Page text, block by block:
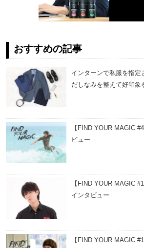
おすすめの記事
インターンで私服を指
だしなみを整えて好印象
【FIND YOUR MAGIC
ビュー
【FIND YOUR MAGIC
インタビュー
【FIND YOUR MAGIC